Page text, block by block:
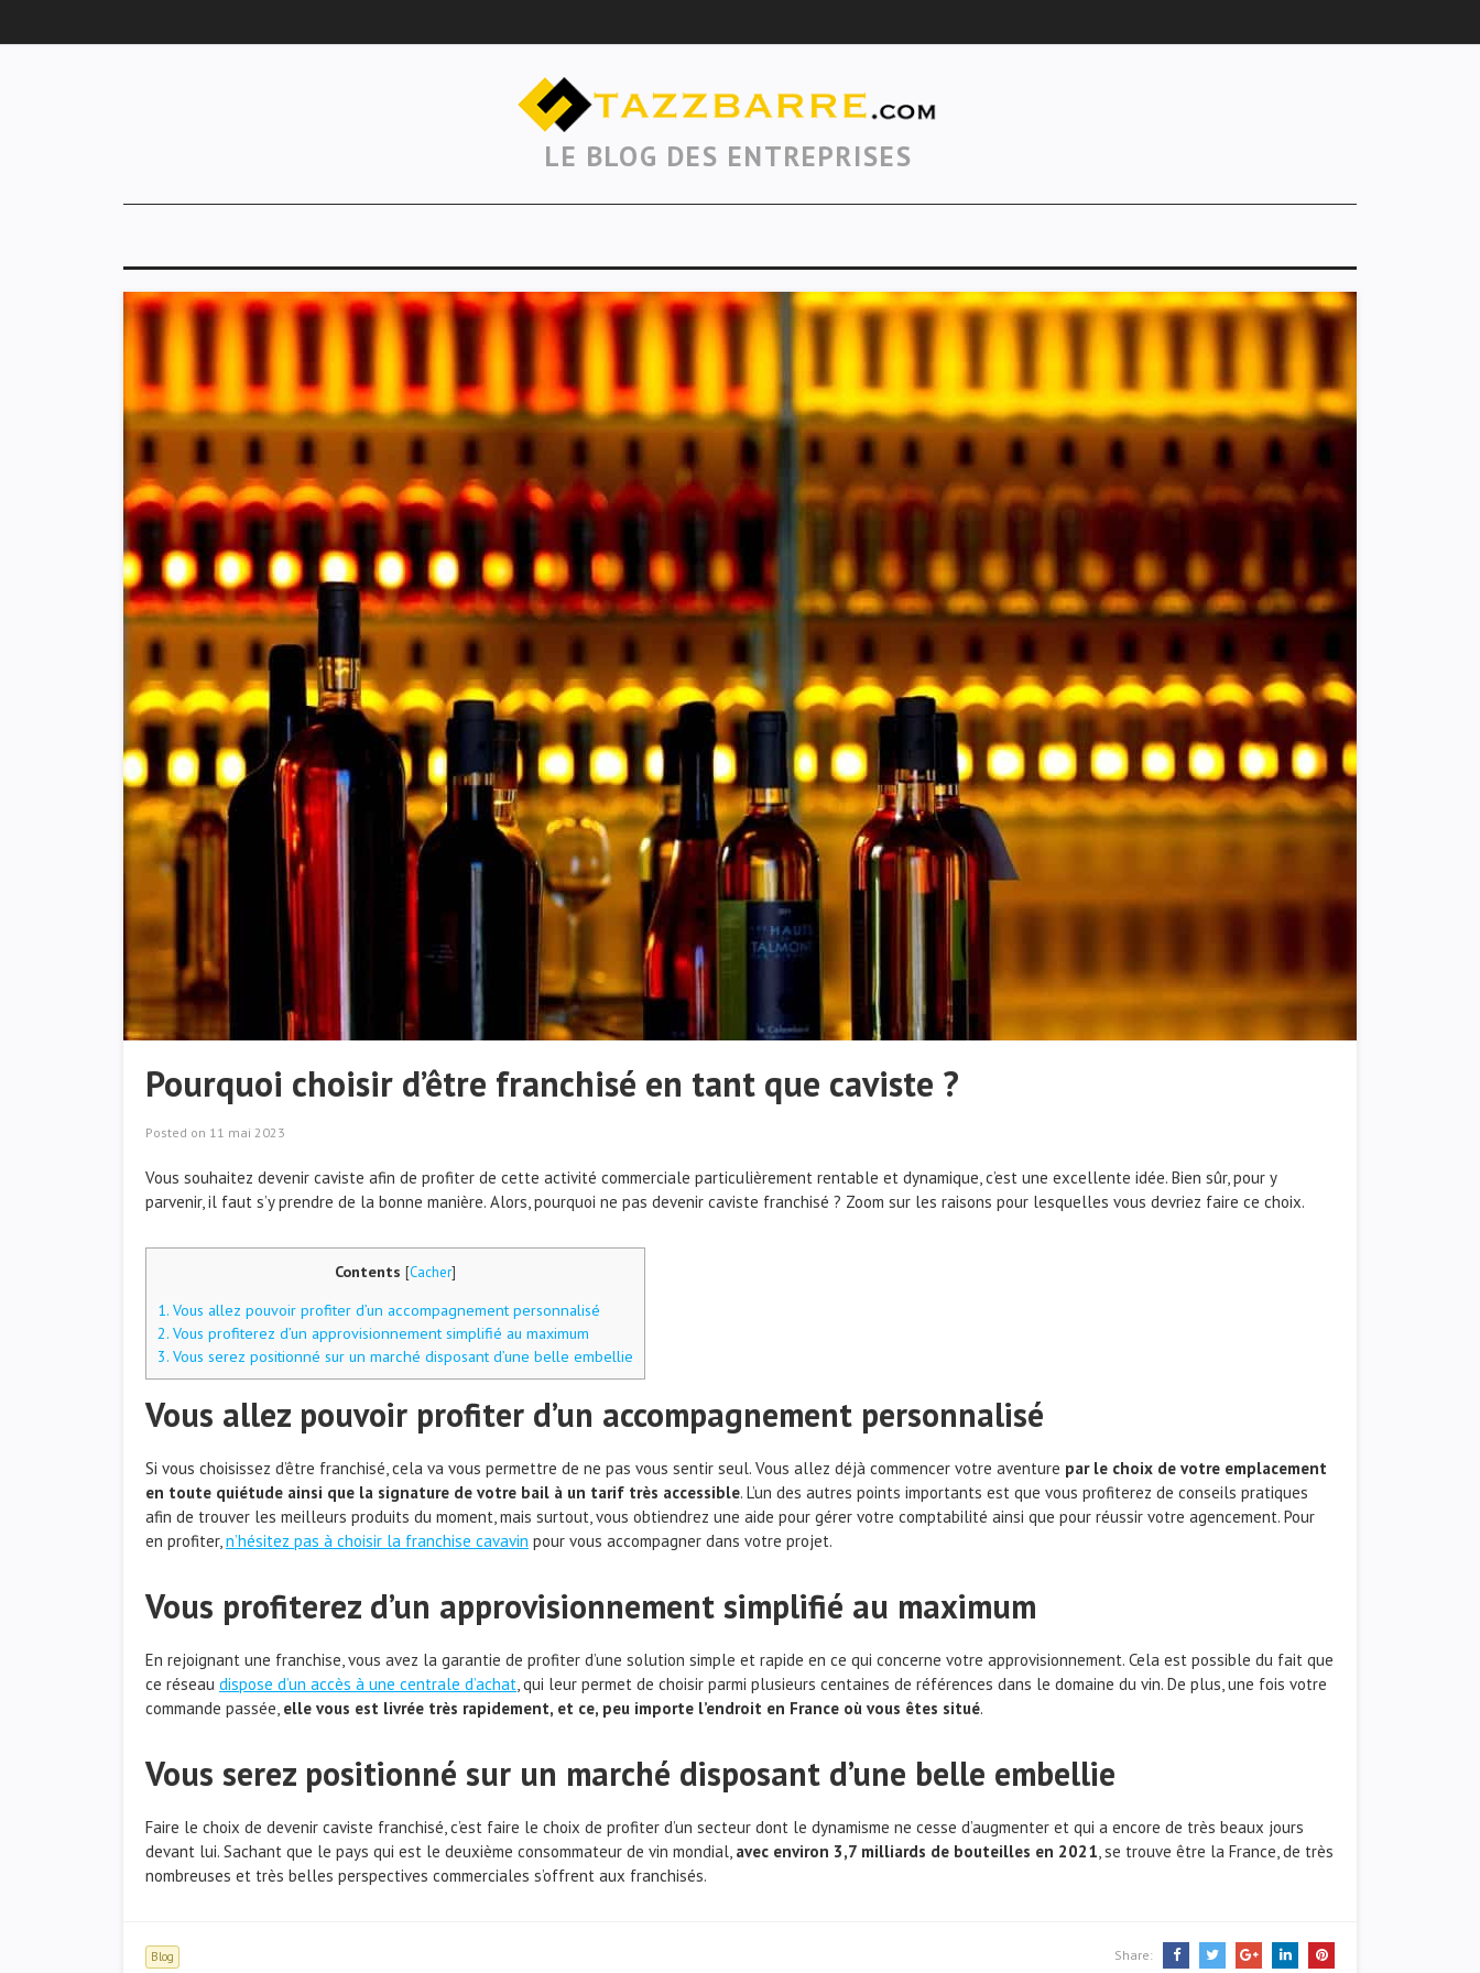
LE BLOG DES ENTREPRISES
Pourquoi choisir d’être franchisé en tant que caviste ?
Posted on 11 mai 2023
Vous souhaitez devenir caviste afin de profiter de cette activité commerciale particulièrement rentable et dynamique, c’est une excellente idée. Bien sûr, pour y
parvenir, il faut s’y prendre de la bonne manière. Alors, pourquoi ne pas devenir caviste franchisé ? Zoom sur les raisons pour lesquelles vous devriez faire ce choix.
Contents [Cacher]
1. Vous allez pouvoir profiter d’un accompagnement personnalisé
2. Vous profiterez d’un approvisionnement simplifié au maximum
3. Vous serez positionné sur un marché disposant d’une belle embellie
Vous allez pouvoir profiter d’un accompagnement personnalisé
Si vous choisissez d’être franchisé, cela va vous permettre de ne pas vous sentir seul. Vous allez déjà commencer votre aventure par le choix de votre emplacement
en toute quiétude ainsi que la signature de votre bail à un tarif très accessible. L’un des autres points importants est que vous profiterez de conseils pratiques
afin de trouver les meilleurs produits du moment, mais surtout, vous obtiendrez une aide pour gérer votre comptabilité ainsi que pour réussir votre agencement. Pour
en profiter,n’hésitez pas à choisir la franchise cavavin pour vous accompagner dans votre projet.
Vous profiterez d’un approvisionnement simplifié au maximum
En rejoignant une franchise, vous avez la garantie de profiter d’une solution simple et rapide en ce qui concerne votre approvisionnement. Cela est possible du fait que
ce réseau dispose d’un accès à une centrale d’achat, qui leur permet de choisir parmi plusieurs centaines de références dans le domaine du vin. De plus, une fois votre
commande passée, elle vous est livrée très rapidement, et ce, peu importe l’endroit en France où vous êtes situé.
Vous serez positionné sur un marché disposant d’une belle embellie
Faire le choix de devenir caviste franchisé, c’est faire le choix de profiter d’un secteur dont le dynamisme ne cesse d’augmenter et qui a encore de très beaux jours
devant lui. Sachant que le pays qui est le deuxième consommateur de vin mondial, avec environ 3,7 milliards de bouteilles en 2021, se trouve être la France, de très
nombreuses et très belles perspectives commerciales s’offrent aux franchisés.
Blog Share: